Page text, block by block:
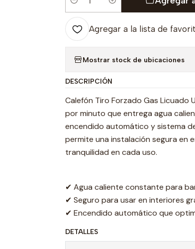
Cantidad
Agregar a la lista de
Mostrar stock de ubicaciones
DESCRIPCIÓN
Calefón Tiro Forzado Gas Licuado
por minuto que entrega agua
encendido automático y sistema
permite una instalación segura en
tranquilidad en cada uso.
✔ Agua caliente constante para
✔ Seguro para usar en interiores
✔ Encendido automático que
DETALLES